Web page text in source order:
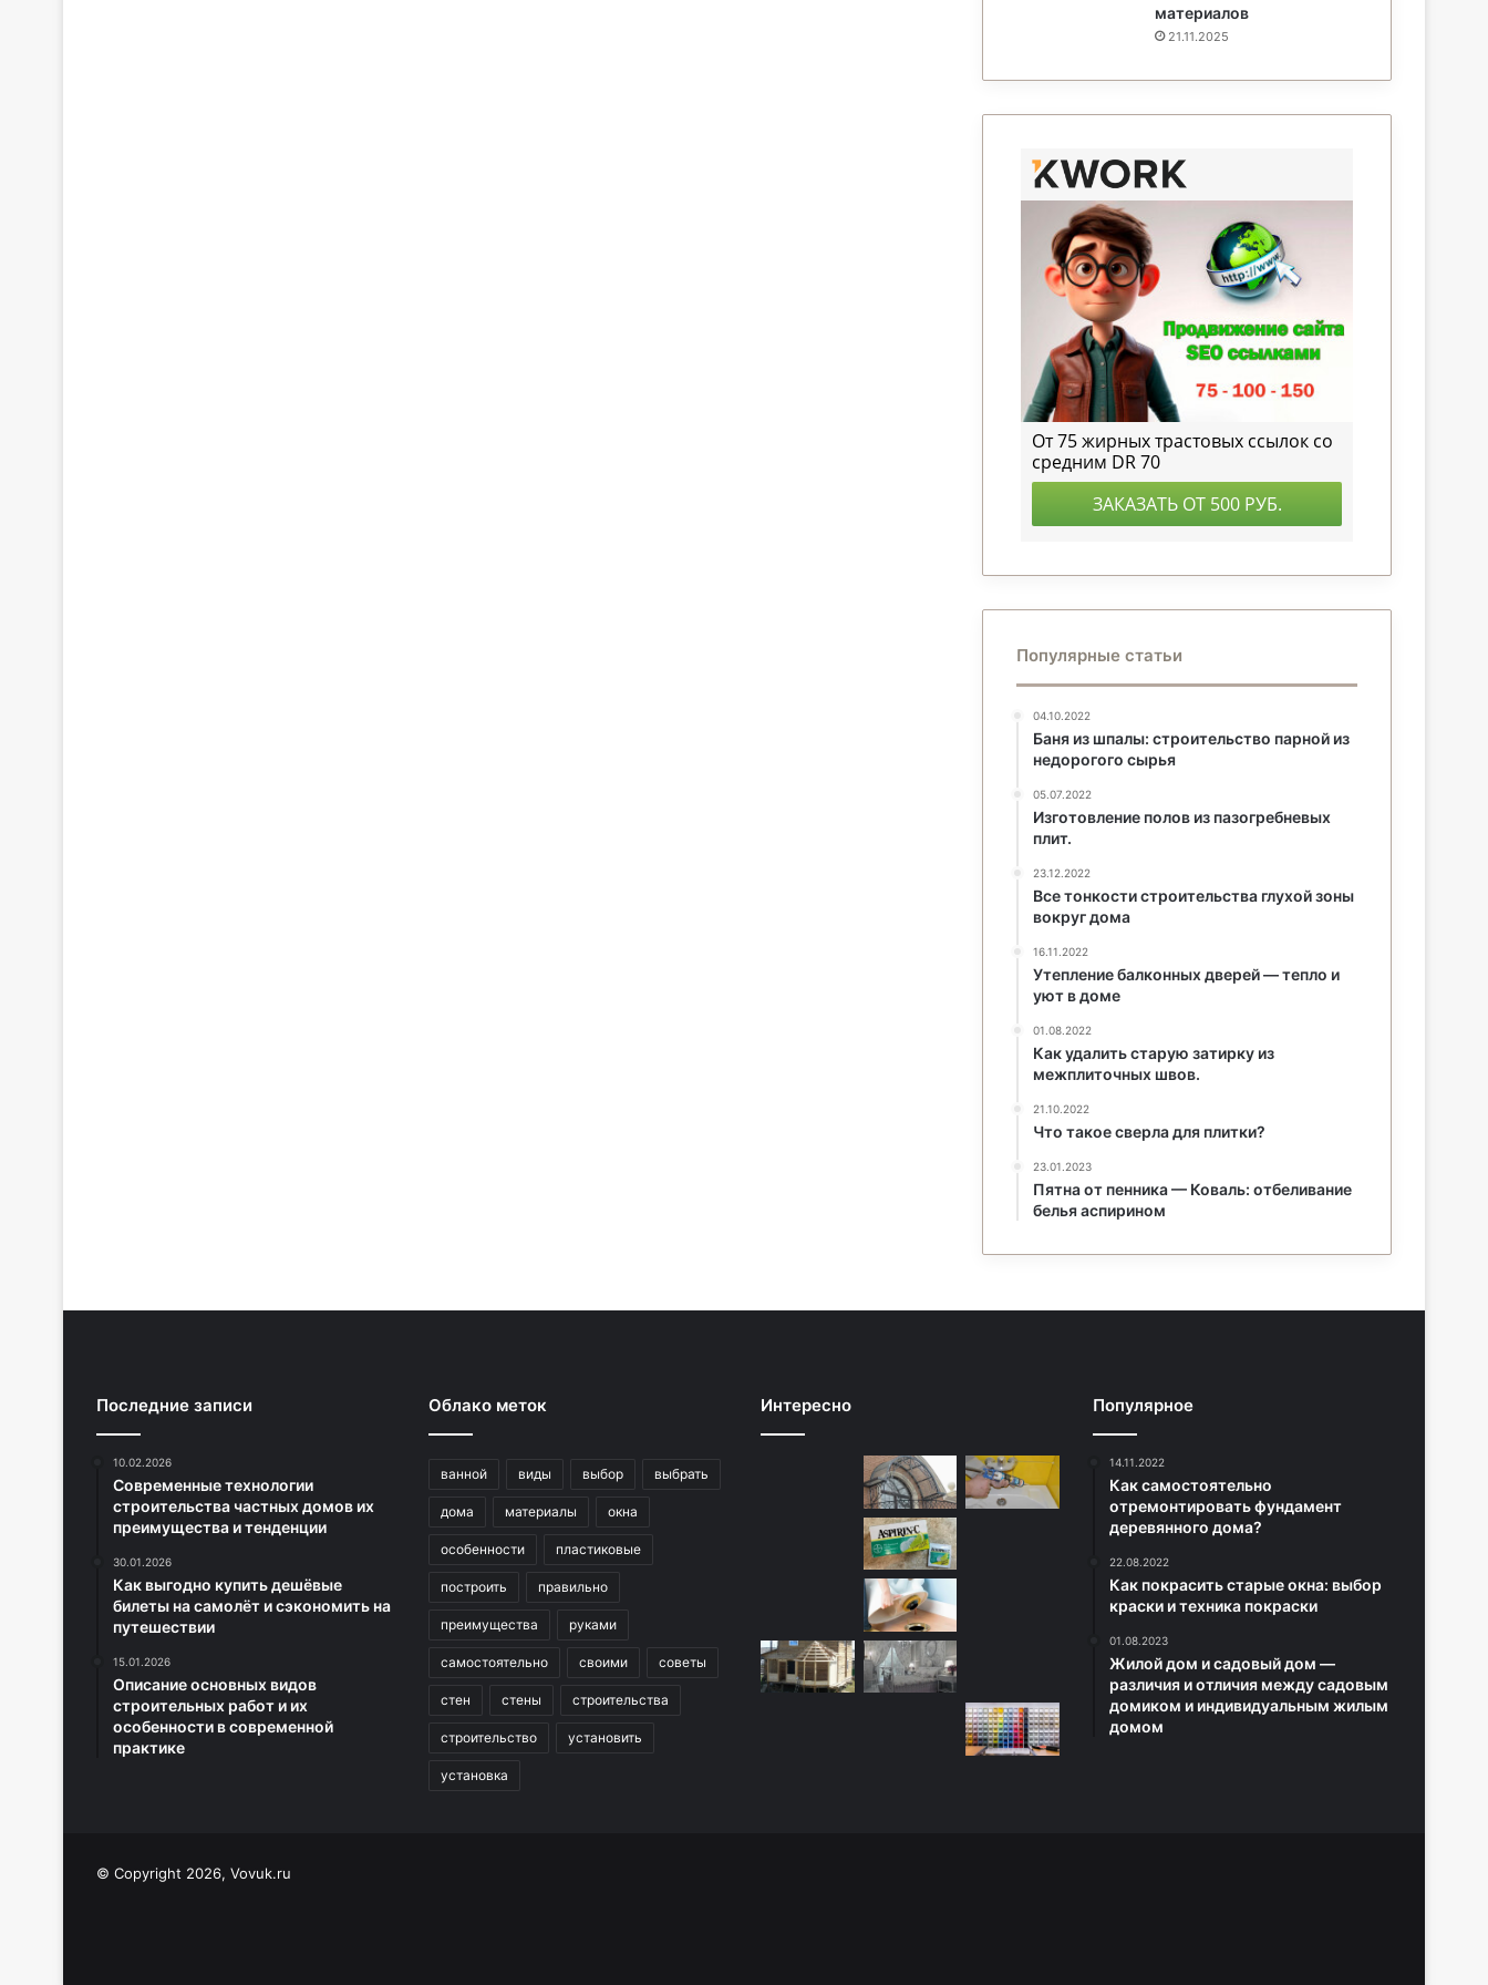
материалов
21.11.2025
Популярные статьи
04.10.2022
Баня из шпалы: строительство парной из
недорогого сырья
05.07.2022
Изготовление полов из пазогребневых
плит.
23.12.2022
Все тонкости строительства глухой зоны
вокруг дома
16.11.2022
Утепление балконных дверей — тепло и
уют в доме
01.08.2022
Как удалить старую затирку из
межплиточных швов.
21.10.2022
Что такое сверла для плитки?
23.01.2023
Пятна от пенника — Коваль: отбеливание
белья аспирином
Последние записи
10.02.2026
Современные технологии
строительства частных домов их
преимущества и тенденции
30.01.2026
Как выгодно купить дешёвые
билеты на самолёт и сэкономить на
путешествии
15.01.2026
Описание основных видов
строительных работ и их
особенности в современной
практике
Облако меток
ванной виды выбор выбрать
дома материалы окна
особенности пластиковые
построить правильно
преимущества руками
самостоятельно своими советы
стен стены строительства
строительство установить
установка
Интересно Популярное
14.11.2022
Как самостоятельно
отремонтировать фундамент
деревянного дома?
22.08.2022
Как покрасить старые окна: выбор
краски и техника покраски
01.08.2023
Жилой дом и садовый дом —
различия и отличия между садовым
домиком и индивидуальным жилым
домом
© Copyright 2026, Vovuk.ru